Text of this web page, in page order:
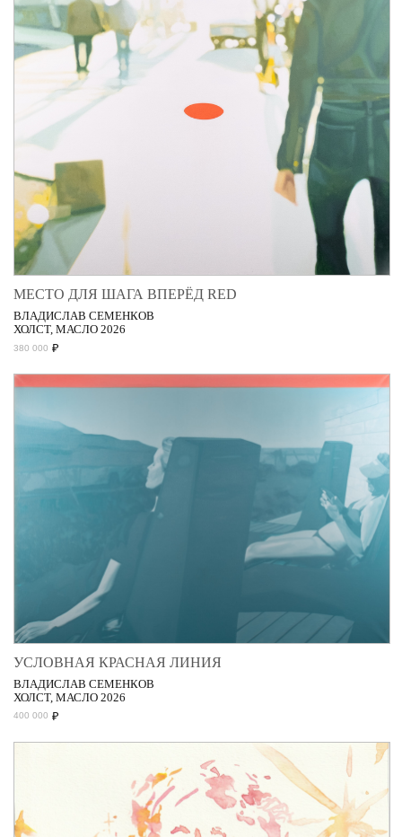
МЕСТО ДЛЯ ШАГА ВПЕРЁД RED
ВЛАДИСЛАВ СЕМЕНКОВ
ХОЛСТ, МАСЛО 2026
380 000 ₽
УСЛОВНАЯ КРАСНАЯ ЛИНИЯ
ВЛАДИСЛАВ СЕМЕНКОВ
ХОЛСТ, МАСЛО 2026
400 000 ₽